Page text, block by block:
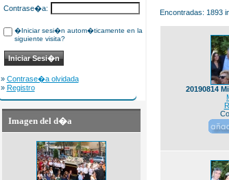
Contrase�a:
�Iniciar sesi�n autom�ticamente en la
siguiente visita?
» Contrase�a olvidada
» Registro
Imagen del d�a
Encontradas: 1893
20190814